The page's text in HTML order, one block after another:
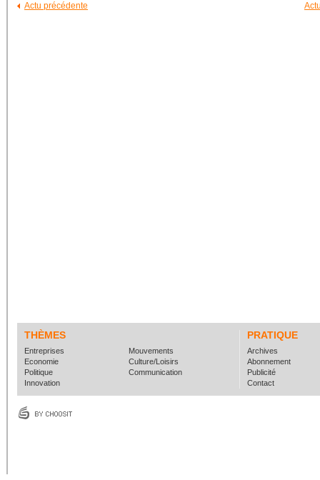
Actu précédente
THÈMES PRATIQUE
Entreprises
Economie
Politique
Innovation
Mouvements
Culture/Loisirs
Communication
Archives
Abonnement
Publicité
Contact